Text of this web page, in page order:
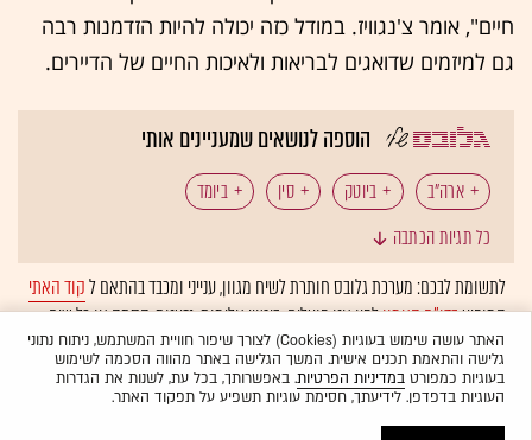
חיים", אומר צ'נגוויז. במודל כזה יכולה להיות הזדמנות רבה
גם למיזמים שדואגים לבריאות ולאיכות החיים של הדיירים.
הוספה לנושאים שמעניינים אותי
ארה"ב ביוטק סין ביומד
יחסי סין-ארה"ב
כל תגיות הכתבה
לתשומת לבכם: מערכת גלובס חותרת לשיח מגוון, ענייני ומכבד בהתאם לקוד האתי
המופיעבדו"ח האמוןלפיו אנו פועלים. ביטויי אלימות, גזענות, הסתה או כל שיח
בלתי הולם אחר מסוננים בצורהאוטומטיתולא יפורסמו באתר.
האתר עושה שימוש בעוגיות (Cookies) לצורך שיפור חוויית המשתמש, ניתוח נתוני
גלישה והתאמת תכנים אישית. המשך הגלישה באתר מהווה הסכמה לשימוש
בעוגיות כמפורטבמדיניות הפרטיות. באפשרותך, בכל עת, לשנות את הגדרות
העוגיות בדפדפן. לידיעתך, חסימת עוגיות תשפיע על תפקוד האתר.